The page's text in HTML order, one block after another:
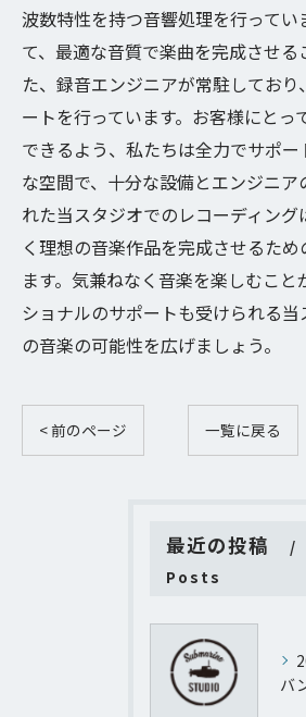
波数特性を持つ音響処理を行ってい
て、最適な音質で楽曲を完成させる
た、録音エンジニアが常駐してお
ートを行っています。お客様にとっ
できるよう、私たちは全力でサポ
な空間で、十分な設備とエンジニア
れた当スタジオでのレコーディン
く理想の音楽作品を完成させるた
ます。気兼ねなく音楽を楽しむこと
ショナルのサポートも受けられる
の音楽の可能性を広げましょう。
< 前のページ 一覧に戻る
最近の投稿
Posts